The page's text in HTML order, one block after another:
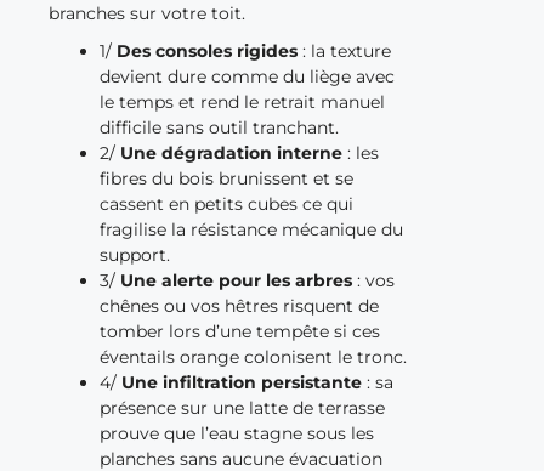
branches sur votre toit.
1/ Des consoles rigides : la texture
devient dure comme du liège avec
le temps et rend le retrait manuel
difficile sans outil tranchant.
2/ Une dégradation interne : les
fibres du bois brunissent et se
cassent en petits cubes ce qui
fragilise la résistance mécanique du
support.
3/ Une alerte pour les arbres : vos
chênes ou vos hêtres risquent de
tomber lors d’une tempête si ces
éventails orange colonisent le tronc.
4/ Une infiltration persistante : sa
présence sur une latte de terrasse
prouve que l’eau stagne sous les
planches sans aucune évacuation